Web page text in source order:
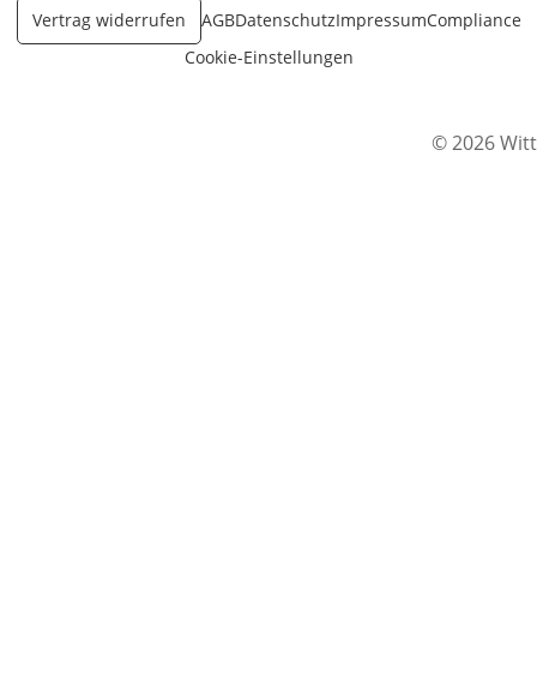
Vertrag widerrufen AGBDatenschutzImpressumCompliance
Cookie-Einstellungen
© 2026 Witt